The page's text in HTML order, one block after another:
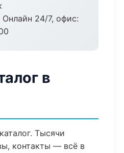
Онлайн 24/7, офис:
в
Тысячи
контакты — всё в